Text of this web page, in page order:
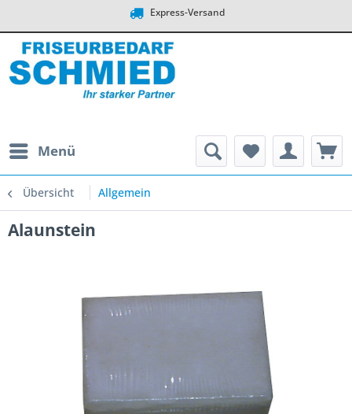
Express-Versand
Menü
Übersicht Allgemein
Alaunstein